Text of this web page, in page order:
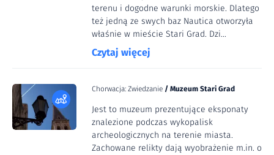
terenu i dogodne warunki morskie. Dlatego
też jedną ze swych baz Nautica otworzyła
właśnie w mieście Stari Grad. Dzi...
Czytaj więcej
Chorwacja: Zwiedzanie / Muzeum Stari Grad
Jest to muzeum prezentujące eksponaty
znalezione podczas wykopalisk
archeologicznych na terenie miasta.
Zachowane relikty dają wyobrażenie m.in. o